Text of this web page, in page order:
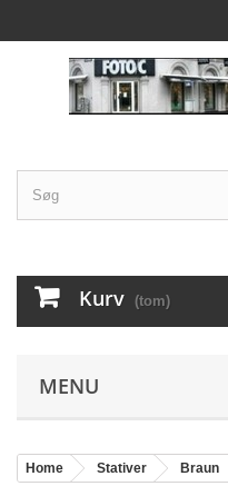
Kurv (tom)
MENU
Home Stativer Braun